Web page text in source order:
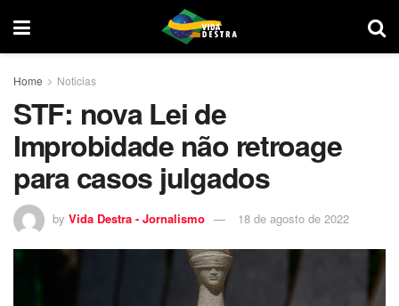
Home Noticias
STF: nova Lei de
Improbidade não retroage
para casos julgados
by Vida Destra - Jornalismo 18 de agosto de 2022